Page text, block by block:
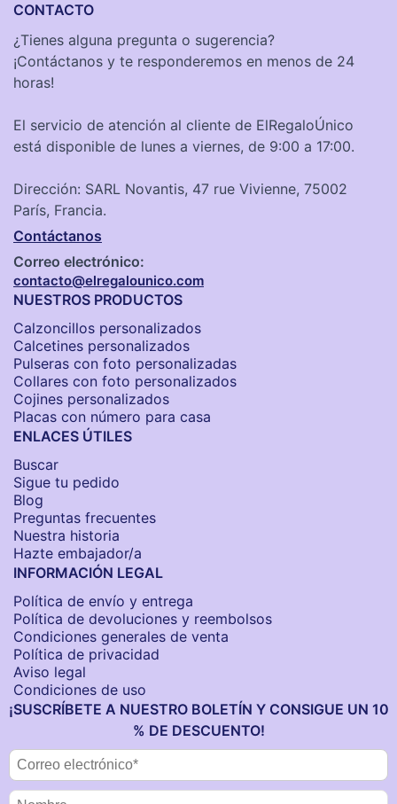
CONTACTO
¿Tienes alguna pregunta o sugerencia?
¡Contáctanos y te responderemos en menos de 24
horas!
El servicio de atención al cliente de ElRegaloÚnico
está disponible de lunes a viernes, de 9:00 a 17:00.
Dirección: SARL Novantis, 47 rue Vivienne, 75002
París, Francia.
Contáctanos
Correo electrónico:
contacto@elregalounico.com
NUESTROS PRODUCTOS
Calzoncillos personalizados​
Calcetines personalizados
Pulseras con foto personalizadas
Collares con foto personalizados
Cojines personalizados
Placas con número para casa
ENLACES ÚTILES
Buscar
Sigue tu pedido
Blog
Preguntas frecuentes
Nuestra historia
Hazte embajador/a
INFORMACIÓN LEGAL
Política de envío y entrega
Política de devoluciones y reembolsos
Condiciones generales de venta
Política de privacidad
Aviso legal
Condiciones de uso
¡SUSCRÍBETE A NUESTRO BOLETÍN Y CONSIGUE UN 10
% DE DESCUENTO!